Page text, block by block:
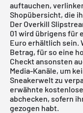
auftauchen,
Shopübersicht, die
Der Overkill
01 wird übrigens für
Euro erhältlich sein.
Betrag, für so eine
Checkt ansonsten
Media-Kanäle, um
Sneakerwelt zu
erwähnte
abchecken, sofern
gezogen habt.